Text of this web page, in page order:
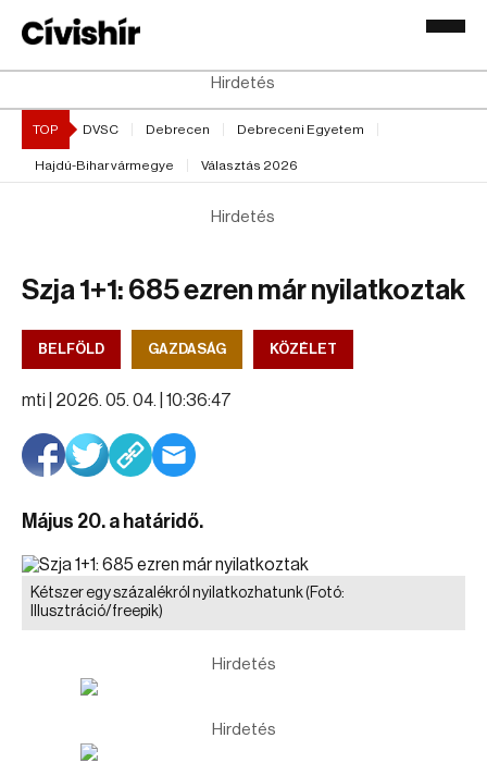
Hirdetés
TOP DVSC Debrecen Debreceni Egyetem
Hajdú-Bihar vármegye Választás 2026
Hirdetés
Szja 1+1: 685 ezren már nyilatkoztak
BELFÖLD GAZDASÁG KÖZÉLET
mti | 2026. 05. 04. | 10:36:47
Május 20. a határidő.
Kétszer egy százalékról nyilatkozhatunk(Fotó:
Illusztráció/freepik)
Hirdetés
Hirdetés